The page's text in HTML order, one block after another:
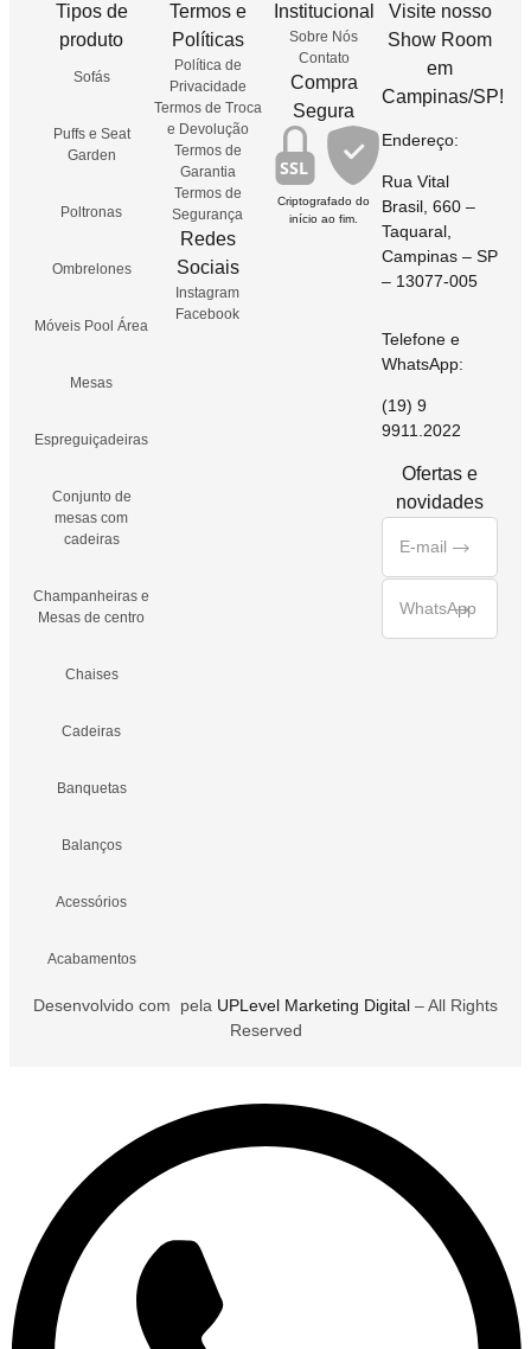
Tipos de
produto
Sofás
Puffs e Seat
Garden
Poltronas
Ombrelones
Móveis Pool Área
Mesas
Espreguiçadeiras
Conjunto de
mesas com
cadeiras
Champanheiras e
Mesas de centro
Chaises
Cadeiras
Banquetas
Balanços
Acessórios
Acabamentos
Termos e
Políticas
Política de
Privacidade
Termos de Troca
e Devolução
Termos de
Garantia
Termos de
Segurança
Redes
Sociais
Instagram
Facebook
Institucional
Sobre Nós
Contato
Compra
Segura
SSL
Criptografado do
início ao fim.
Visite nosso
Show Room
em
Campinas/SP!
Endereço:
Rua Vital
Brasil, 660 –
Taquaral,
Campinas – SP
– 13077-005
Telefone e
WhatsApp:
(19) 9
9911.2022
Ofertas e
novidades
Desenvolvido com pela UPLevel Marketing Digital – All Rights
Reserved